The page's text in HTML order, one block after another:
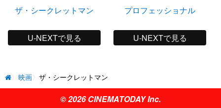
ザ・シークレットマン
U-NEXTで見る
プロフェッショナル
U-NEXTで見る
映画 ザ・シークレットマン
© 2026 CINEMATODAY Inc.